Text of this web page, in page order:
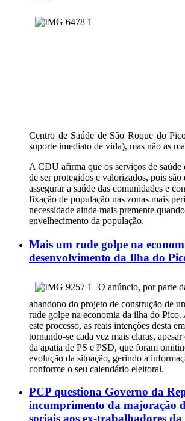
Centro de Saúde de São Roque do
suporte imediato de vida), mas não as
A CDU afirma que os serviços de
de ser protegidos e valorizados, pois são
assegurar a saúde das comunidades e
fixação de população nas zonas mais
necessidade ainda mais premente
envelhecimento da população.
Mais um rude golpe na
desenvolvimento da Ilha do
O anúncio, por parte
abandono do projeto de construção de
rude golpe na economia da ilha do
este processo, as reais intenções desta
tornando-se cada vez mais claras,
da apatia de PS e PSD, que foram
evolução da situação, gerindo a
conforme o seu calendário eleitoral.
PCP questiona Governo da
incumprimento da majoração
sociais aos ex-trabalhadores